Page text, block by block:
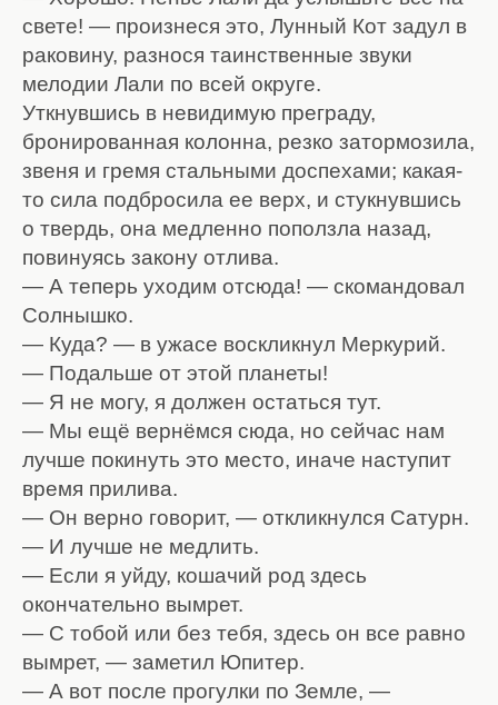
свете! — произнеся это, Лунный Кот задул в
раковину, разнося таинственные звуки
мелодии Лали по всей округе.
Уткнувшись в невидимую преграду,
бронированная колонна, резко затормозила,
звеня и гремя стальными доспехами; какая-
то сила подбросила ее верх, и стукнувшись
о твердь, она медленно поползла назад,
повинуясь закону отлива.
— А теперь уходим отсюда! — скомандовал
Солнышко.
— Куда? — в ужасе воскликнул Меркурий.
— Подальше от этой планеты!
— Я не могу, я должен остаться тут.
— Мы ещё вернёмся сюда, но сейчас нам
лучше покинуть это место, иначе наступит
время прилива.
— Он верно говорит, — откликнулся Сатурн.
— И лучше не медлить.
— Если я уйду, кошачий род здесь
окончательно вымрет.
— С тобой или без тебя, здесь он все равно
вымрет, — заметил Юпитер.
— А вот после прогулки по Земле, —